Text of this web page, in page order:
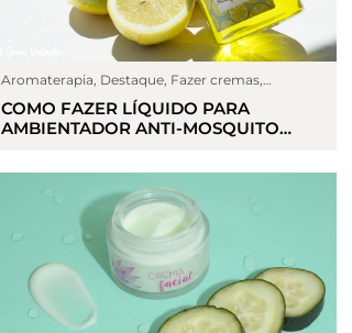
Aromaterapia, Destaque, Fazer cremas,
Perfume caseiro,Sin categoría ,Trabalhos
manuais
COMO FAZER LÍQUIDO PARA
AMBIENTADOR ANTI-MOSQUITO